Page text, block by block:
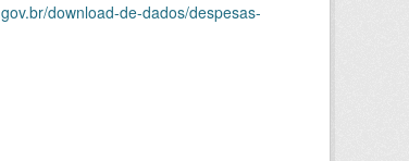
download-de-dados/despesas-